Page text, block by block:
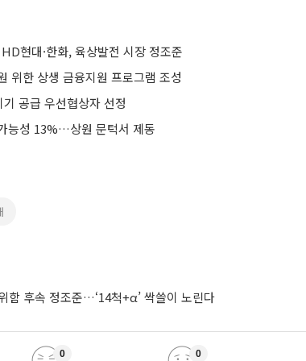
현대·한화, 육상발전 시장 정조준
위한 상생 금융지원 프로그램 조성
공급 우선협상자 선정
능성 13%…상원 문턱서 제동
함 후속 정조준…‘14척+α’ 싹쓸이 노린다
0 0